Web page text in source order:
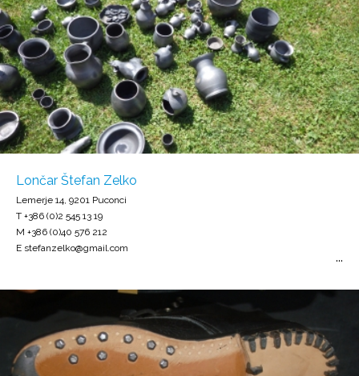
Lončar Štefan Zelko
Lemerje 14, 9201 Puconci
T +386 (0)2 545 13 19
M +386 (0)40 576 212
E stefanzelko@gmail.com